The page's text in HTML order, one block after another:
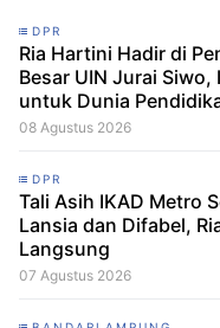
DPR
Ria Hartini Hadir di
Besar UIN Jurai Siwo,
untuk Dunia
08 Agustus 2026
DPR
Tali Asih IKAD Metro
Lansia dan Difabel,
Langsung
07 Agustus 2026